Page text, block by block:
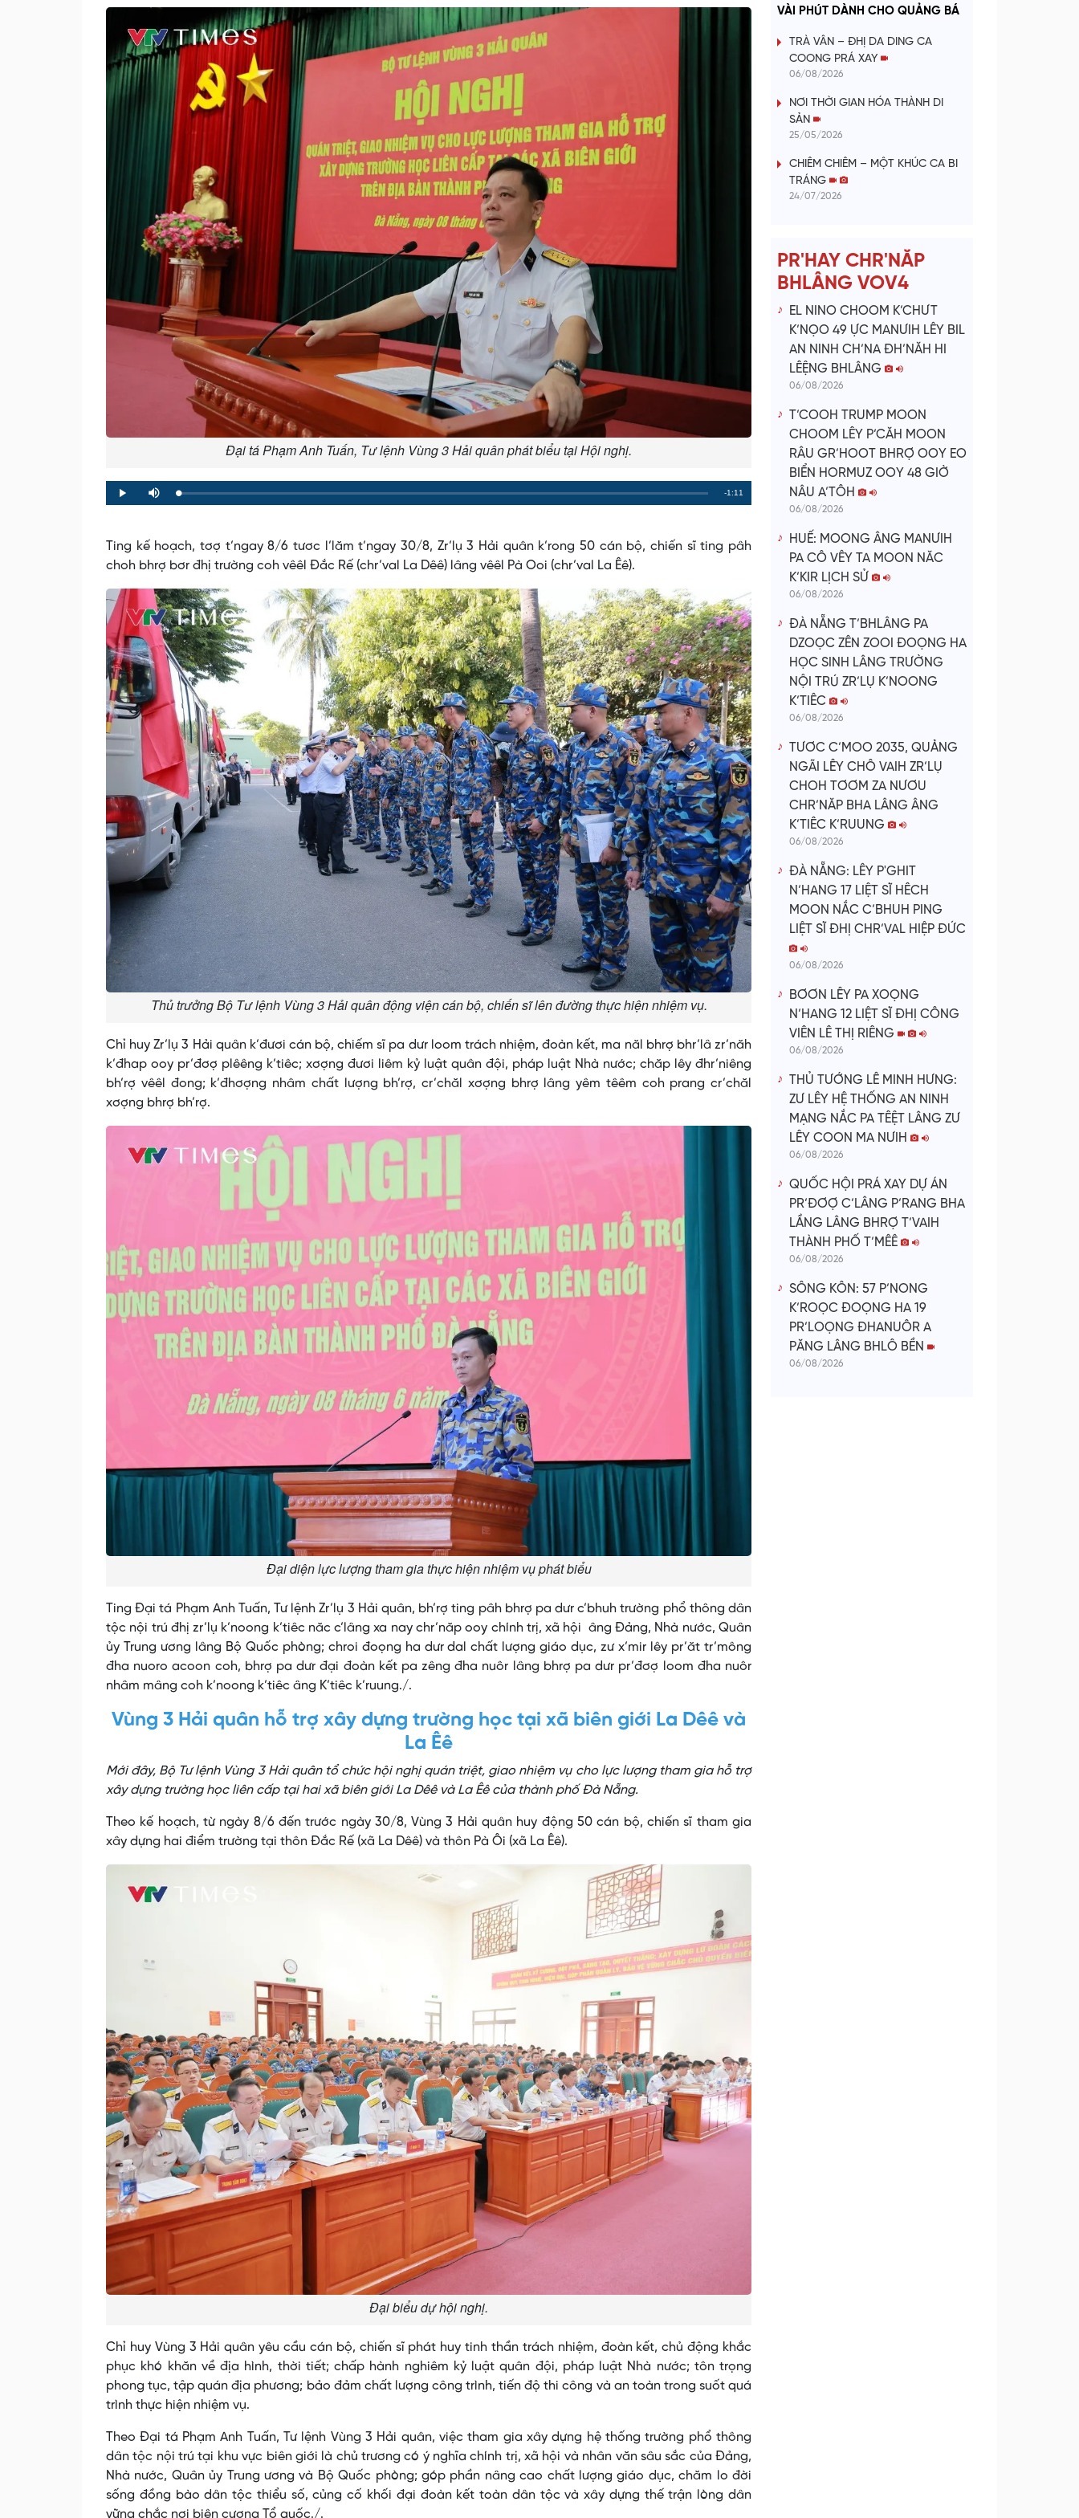
Đại tá Phạm Anh Tuấn, Tư lệnh Vùng 3 Hải quân phát biểu tại Hội nghị.
Play Mute Loaded:
0%
Progress:
0%
Remaining
-1:11
Ting kế hoạch, tơợ t’ngay 8/6 tươc l’lăm t’ngay 30/8, Zr’lụ 3 Hải quân k’rong 50 cán bộ, chiến sĩ ting pâh
choh bhrợ bơr đhị trường coh vêêl Đắc Rế (chr’val La Dêê) lâng vêêl Pà Ooi (chr’val La Êê).
Thủ trưởng Bộ Tư lệnh Vùng 3 Hải quân động viện cán bộ, chiến sĩ lên đường thực hiện nhiệm vụ.
Chỉ huy Zr’lụ 3 Hải quân k’đươi cán bộ, chiếm sĩ pa dưr loom trách nhiệm, đoàn kết, ma năl bhrợ bhr’lâ zr’năh
k’đhap ooy pr’đơợ plêêng k’tiêc; xơợng đươi liêm kỷ luật quân đội, pháp luật Nhà nước; chăp lêy đhr’niêng
bh’rợ vêêl đong; k’đhơợng nhâm chất lượng bh’rợ, cr’chăl xơợng bhrợ lâng yêm têêm coh prang cr’chăl
xơợng bhrợ bh’rợ.
Đại diện lực lượng tham gia thực hiện nhiệm vụ phát biểu
Ting Đại tá Phạm Anh Tuấn, Tư lệnh Zr’lụ 3 Hải quân, bh’rợ ting pâh bhrợ pa dưr c’bhuh trường phổ thông dân
tộc nội trú đhị zr’lụ k’noong k’tiêc năc c’lâng xa nay chr’năp ooy chính trị, xã hội âng Đảng, Nhà nước, Quân
ủy Trung ương lâng Bộ Quốc phòng; chroi đoọng ha dưr dal chất lượng giáo dục, zư x’mir lêy pr’ăt tr’mông
đha nuoro acoon coh, bhrợ pa dưr đại đoàn kết pa zêng đha nuôr lâng bhrợ pa dưr pr’đơợ loom đha nuôr
nhâm mâng coh k’noong k’tiêc âng K’tiêc k’ruung./.
Vùng 3 Hải quân hỗ trợ xây dựng trường học tại xã biên giới La Dêê và
La Êê
Mới đây, Bộ Tư lệnh Vùng 3 Hải quân tổ chức hội nghị quán triệt, giao nhiệm vụ cho lực lượng tham gia hỗ trợ
xây dựng trường học liên cấp tại hai xã biên giới La Dêê và La Êê của thành phố Đà Nẵng.
Theo kế hoạch, từ ngày 8/6 đến trước ngày 30/8, Vùng 3 Hải quân huy động 50 cán bộ, chiến sĩ tham gia
xây dựng hai điểm trường tại thôn Đắc Rế (xã La Dêê) và thôn Pà Ôi (xã La Êê).
Đại biểu dự hội nghị.
Chỉ huy Vùng 3 Hải quân yêu cầu cán bộ, chiến sĩ phát huy tinh thần trách nhiệm, đoàn kết, chủ động khắc
phục khó khăn về địa hình, thời tiết; chấp hành nghiêm kỷ luật quân đội, pháp luật Nhà nước; tôn trọng
phong tục, tập quán địa phương; bảo đảm chất lượng công trình, tiến độ thi công và an toàn trong suốt quá
trình thực hiện nhiệm vụ.
Theo Đại tá Phạm Anh Tuấn, Tư lệnh Vùng 3 Hải quân, việc tham gia xây dựng hệ thống trường phổ thông
dân tộc nội trú tại khu vực biên giới là chủ trương có ý nghĩa chính trị, xã hội và nhân văn sâu sắc của Đảng,
Nhà nước, Quân ủy Trung ương và Bộ Quốc phòng; góp phần nâng cao chất lượng giáo dục, chăm lo đời
sống đồng bào dân tộc thiểu số, củng cố khối đại đoàn kết toàn dân tộc và xây dựng thế trận lòng dân
vững chắc nơi biên cương Tổ quốc./.
a
y
i
d
VÀI PHÚT DÀNH CHO QUẢNG BÁ
TRÀ VÂN – ĐHỊ DA DING CA
COONG PRÁ XAY
06/08/2026
NƠI THỜI GIAN HÓA THÀNH DI
SẢN
25/05/2026
CHIÊM CHIÊM – MỘT KHÚC CA BI
TRÁNG
24/07/2026
PR'HAY CHR'NĂP
BHLÂNG VOV4
EL NINO CHOOM K’CHƯT
K’NỌO 49 ỰC MANƯIH LÊY BIL
AN NINH CH’NA ĐH’NĂH HI
LÊỆNG BHLÂNG
06/08/2026
T’COOH TRUMP MOON
CHOOM LÊY P’CĂH MOON
RÂU GR’HOOT BHRỢ OOY EO
BIỂN HORMUZ OOY 48 GIỜ
NÂU A’TÔH
06/08/2026
HUẾ: MOONG ÂNG MANƯIH
PA CÔ VÊY TA MOON NĂC
K’KIR LỊCH SỬ
06/08/2026
ĐÀ NẴNG T’BHLÂNG PA
DZOỌC ZÊN ZOOI ĐOỌNG HA
HỌC SINH LÂNG TRƯỜNG
NỘI TRÚ ZR’LỤ K’NOONG
K’TIÊC
06/08/2026
TƯƠC C’MOO 2035, QUẢNG
NGÃI LÊY CHÔ VAIH ZR’LỤ
CHOH TƠƠM ZA NƯƠU
CHR’NĂP BHA LÂNG ÂNG
K’TIÊC K’RUUNG
06/08/2026
ĐÀ NẴNG: LÊY P'GHIT
N’HANG 17 LIỆT SĨ HÊCH
MOON NẮC C’BHUH PING
LIỆT SĨ ĐHỊ CHR’VAL HIỆP ĐỨC
06/08/2026
BƠƠN LÊY PA XOỌNG
N’HANG 12 LIỆT SĨ ĐHỊ CÔNG
VIÊN LÊ THỊ RIÊNG
06/08/2026
THỦ TƯỚNG LÊ MINH HƯNG:
ZƯ LÊY HỆ THỐNG AN NINH
MẠNG NẮC PA TÊỆT LÂNG ZƯ
LÊY COON MA NƯIH
06/08/2026
QUỐC HỘI PRÁ XAY DỰ ÁN
PR’ĐƠỢ C’LÂNG P’RANG BHA
LẦNG LÂNG BHRỢ T’VAIH
THÀNH PHỐ T’MÊÊ
06/08/2026
SÔNG KÔN: 57 P’NONG
K’ROỌC ĐOỌNG HA 19
PR’LOỌNG ĐHANUÔR A
PĂNG LÂNG BHLÔ BỀN
06/08/2026